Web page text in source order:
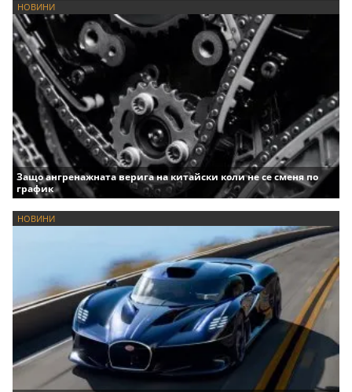
НОВИНИ
Защо ангренажната верига на китайски коли не се сменя по
график
НОВИНИ